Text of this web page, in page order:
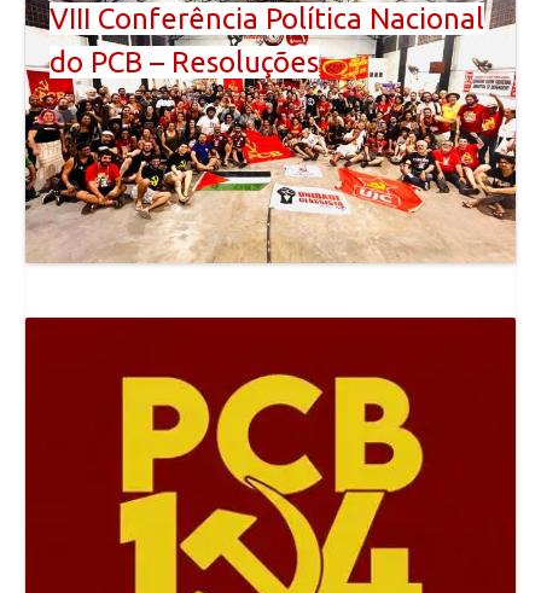
VIII Conferência Política Nacional
do PCB – Resoluções